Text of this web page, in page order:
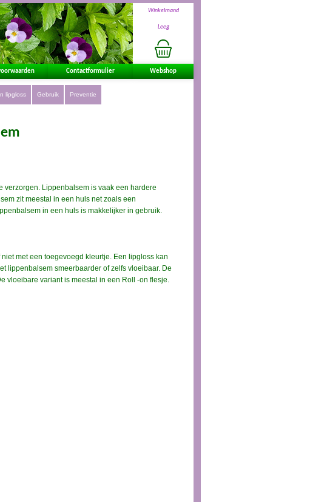
Winkelmand
Leeg
Contactformulier Webshop